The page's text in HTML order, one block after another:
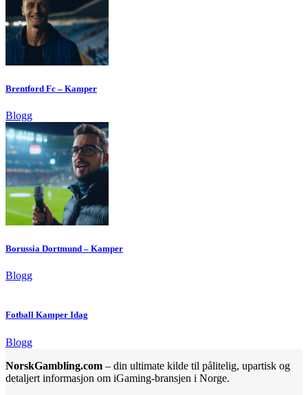
Brentford Fc – Kamper
Blogg
Borussia Dortmund – Kamper
Blogg
Fotball Kamper Idag
Blogg
NorskGambling.com – din ultimate kilde til pålitelig, upartisk og
detaljert informasjon om iGaming-bransjen i Norge.